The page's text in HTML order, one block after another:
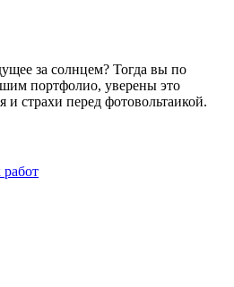
за солнцем? Тогда вы по
портфолио, уверены это
и страхи перед фотовольтаикой.